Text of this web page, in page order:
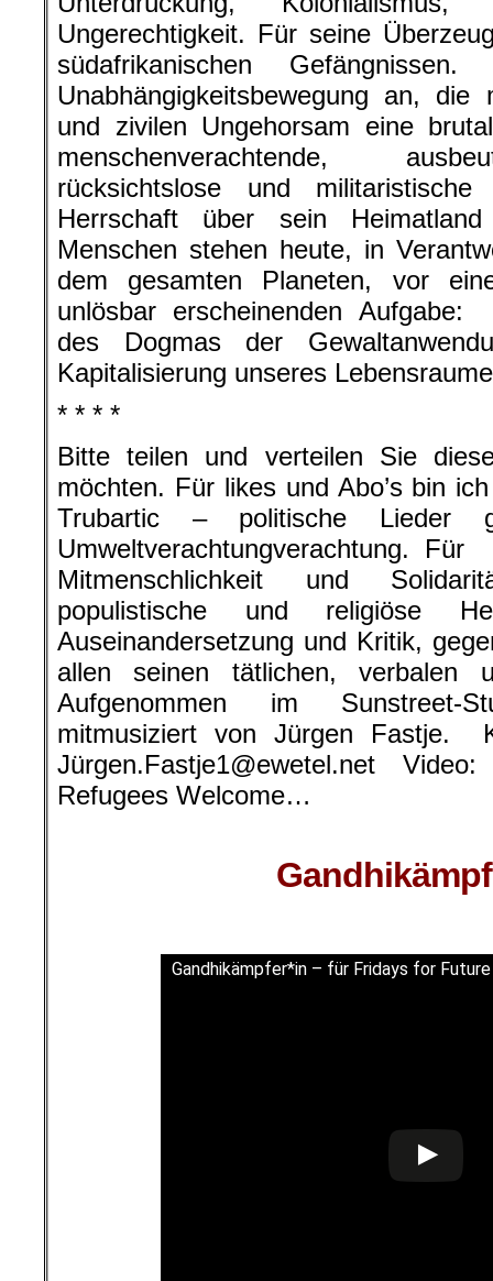
Ungerechtigkeit. Für seine
südafrikanischen
Unabhängigkeitsbewegung an, die
und zivilen Ungehorsam eine
menschenverachtende,
rücksichtslose und
Herrschaft über sein
Menschen stehen heute, in
dem gesamten Planeten, vor
unlösbar erscheinenden Aufgabe:
des Dogmas der
Kapitalisierung unseres
* * * *
Bitte teilen und verteilen Sie
möchten. Für likes und Abo’s bin
Trubartic – politische Lieder
Umweltverachtungverachtung.
Mitmenschlichkeit und
populistische und religiöse
Auseinandersetzung und Kritik,
allen seinen tätlichen,
Aufgenommen im Sunstreet-
mitmusiziert von Jürgen Fastje.
Jürgen.Fastje1@ewetel.net
Refugees Welcome…
Gandhikämpfer*in – für Fridays for Future